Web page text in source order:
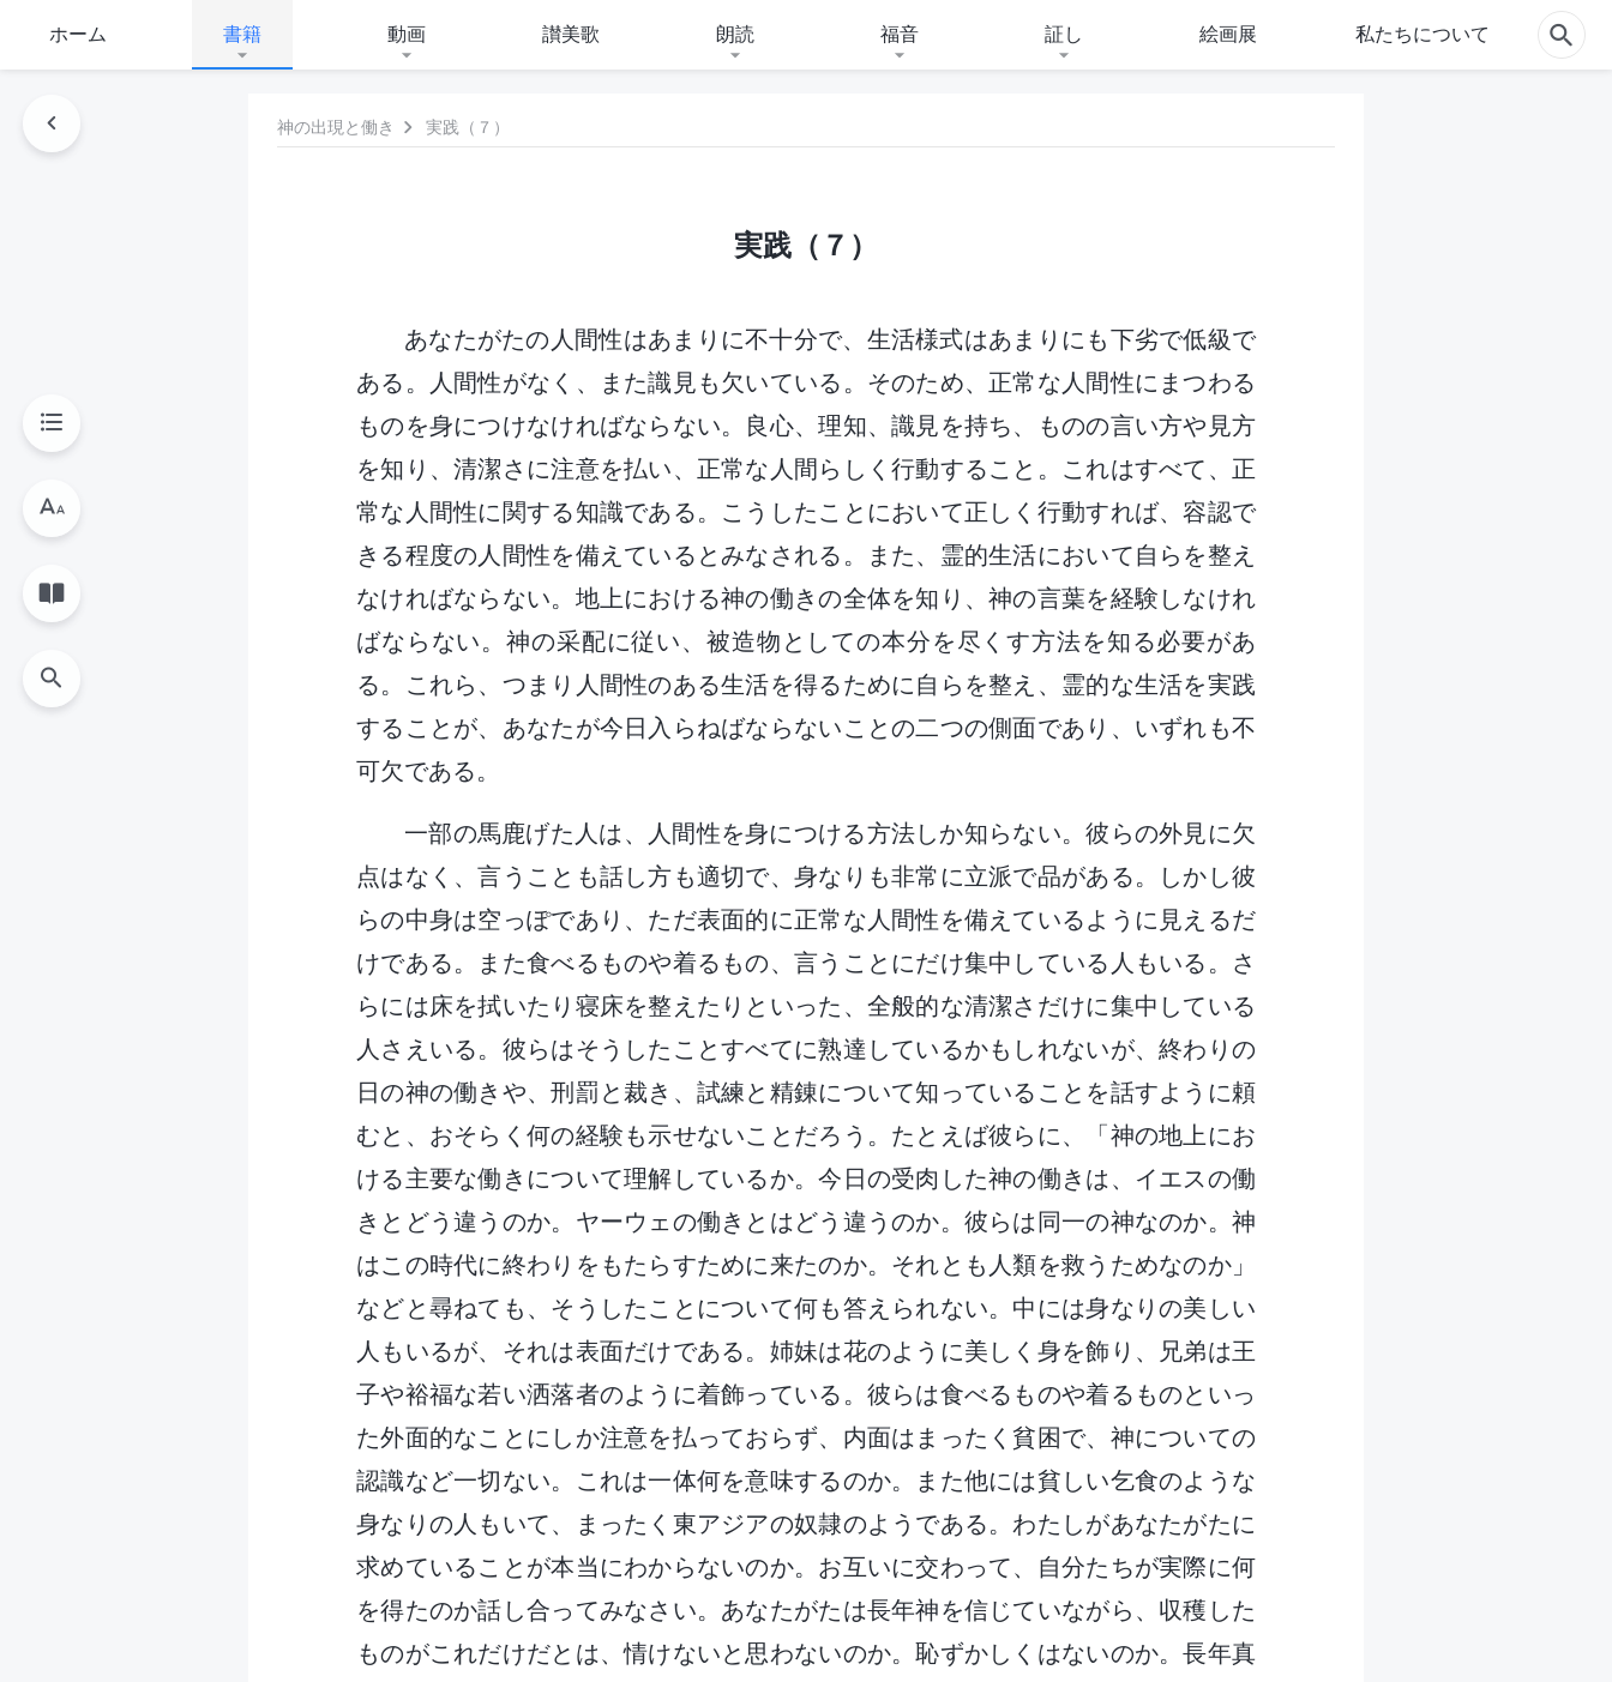
ホーム 書籍 動画 讃美歌 朗読 福音 証し 絵画展 私たちについて
神の出現と働き 実践（７）
実践（７）
あなたがたの人間性はあまりに不十分で、生活様式はあまりにも下劣で低級で
ある。人間性がなく、また識見も欠いている。そのため、正常な人間性にまつわる
ものを身につけなければならない。良心、理知、識見を持ち、ものの言い方や見方
を知り、清潔さに注意を払い、正常な人間らしく行動すること。これはすべて、正
常な人間性に関する知識である。こうしたことにおいて正しく行動すれば、容認で
きる程度の人間性を備えているとみなされる。また、霊的生活において自らを整え
なければならない。地上における神の働きの全体を知り、神の言葉を経験しなけれ
ばならない。神の采配に従い、被造物としての本分を尽くす方法を知る必要があ
る。これら、つまり人間性のある生活を得るために自らを整え、霊的な生活を実践
することが、あなたが今日入らねばならないことの二つの側面であり、いずれも不
可欠である。
一部の馬鹿げた人は、人間性を身につける方法しか知らない。彼らの外見に欠
点はなく、言うことも話し方も適切で、身なりも非常に立派で品がある。しかし彼
らの中身は空っぽであり、ただ表面的に正常な人間性を備えているように見えるだ
けである。また食べるものや着るもの、言うことにだけ集中している人もいる。さ
らには床を拭いたり寝床を整えたりといった、全般的な清潔さだけに集中している
人さえいる。彼らはそうしたことすべてに熟達しているかもしれないが、終わりの
日の神の働きや、刑罰と裁き、試練と精錬について知っていることを話すように頼
むと、おそらく何の経験も示せないことだろう。たとえば彼らに、「神の地上にお
ける主要な働きについて理解しているか。今日の受肉した神の働きは、イエスの働
きとどう違うのか。ヤーウェの働きとはどう違うのか。彼らは同一の神なのか。神
はこの時代に終わりをもたらすために来たのか。それとも人類を救うためなのか」
などと尋ねても、そうしたことについて何も答えられない。中には身なりの美しい
人もいるが、それは表面だけである。姉妹は花のように美しく身を飾り、兄弟は王
子や裕福な若い洒落者のように着飾っている。彼らは食べるものや着るものといっ
た外面的なことにしか注意を払っておらず、内面はまったく貧困で、神についての
認識など一切ない。これは一体何を意味するのか。また他には貧しい乞食のような
身なりの人もいて、まったく東アジアの奴隷のようである。わたしがあなたがたに
求めていることが本当にわからないのか。お互いに交わって、自分たちが実際に何
を得たのか話し合ってみなさい。あなたがたは長年神を信じていながら、収穫した
ものがこれだけだとは、情けないと思わないのか。恥ずかしくはないのか。長年真